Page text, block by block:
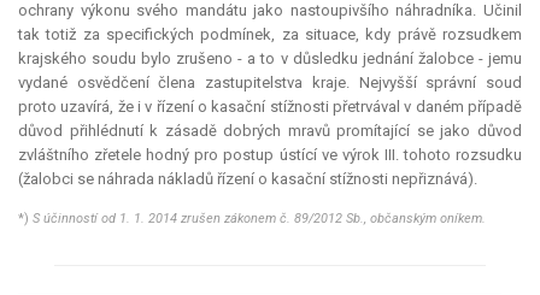
ochrany výkonu svého mandátu jako nastoupivšího náhradníka. Učinil
tak totiž za specifických podmínek, za situace, kdy právě rozsudkem
krajského soudu bylo zrušeno - a to v důsledku jednání žalobce - jemu
vydané osvědčení člena zastupitelstva kraje. Nejvyšší správní soud
proto uzavírá, že i v řízení o kasační stížnosti přetrvával v daném případě
důvod přihlédnutí k zásadě dobrých mravů promítající se jako důvod
zvláštního zřetele hodný pro postup ústící ve výrok III. tohoto rozsudku
(žalobci se náhrada nákladů řízení o kasační stížnosti nepřiznává).
*) S účinností od 1. 1. 2014 zrušen zákonem č. 89/2012 Sb., občanským oníkem.